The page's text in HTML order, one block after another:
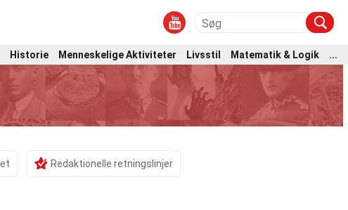
Historie Menneskelige Aktiviteter Livsstil Matematik & Logik
...
Redaktionelle retningslinjer